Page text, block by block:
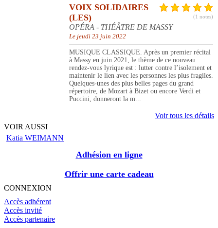
(1 notes)
VOIX SOLIDAIRES
(LES)
OPÉRA - THÉÂTRE DE MASSY
Le jeudi 23 juin 2022
MUSIQUE CLASSIQUE. Après un premier récital
à Massy en juin 2021, le thème de ce nouveau
rendez-vous lyrique est : lutter contre l’isolement et
maintenir le lien avec les personnes les plus fragiles.
Quelques-unes des plus belles pages du grand
répertoire, de Mozart à Bizet ou encore Verdi et
Puccini, donneront la m...
Voir tous les détails
VOIR AUSSI
Katia WEIMANN
Adhésion en ligne
Offrir une carte cadeau
CONNEXION
Accès adhérent
Accès invité
Accès partenaire